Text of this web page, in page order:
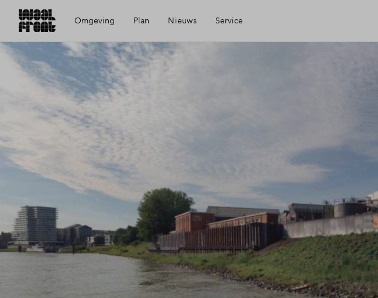
Omgeving
Ligging
Bereikbaarheid
Voorzieningen
Geschiedenis
De Nieuwe Honig
Nijmegen
Plan
Visie
Planning
Nieuws Service
Toewijzing
Woning kopen
Veelgestelde vragen